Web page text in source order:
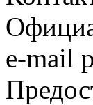
e-mail